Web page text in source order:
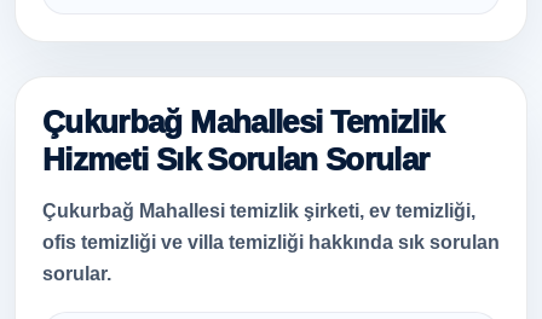
Çukurbağ Mahallesi Temizlik
Hizmeti Sık Sorulan Sorular
Çukurbağ Mahallesi temizlik şirketi, ev temizliği,
ofis temizliği ve villa temizliği hakkında sık sorulan
sorular.